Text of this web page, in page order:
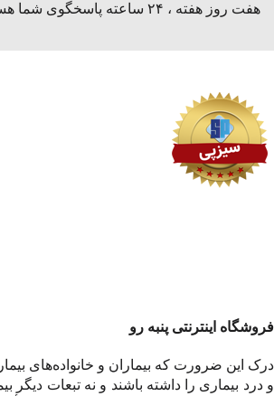
هفت روز هفته ، ۲۴ ساعته پاسخگوی شما هستیم.
فروشگاه اینترنتی پنبه رو
درک این ضرورت که بیماران و خانواده‌های
و درد بیماری را داشته باشند و نه تبعات دیگر